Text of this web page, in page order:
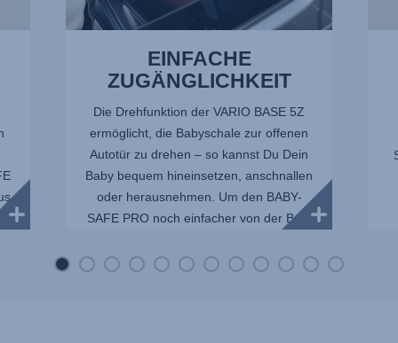
EINFACHE
ZUGÄNGLICHKEIT
Die Drehfunktion der VARIO BASE 5Z
ermöglicht, die Babyschale zur offenen
Autotür zu drehen – so kannst Du Dein
Baby bequem hineinsetzen, anschnallen
oder herausnehmen. Um den BABY-
SAFE PRO noch einfacher von der Ba...